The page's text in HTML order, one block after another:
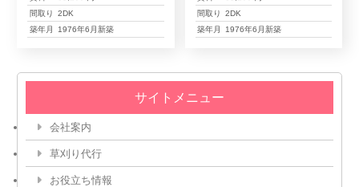
間取り
2DK
築年月
1976年6月新築
間取り
2DK
築年月
1976年6月新築
サイトメニュー
会社案内
草刈り代行
お役立ち情報